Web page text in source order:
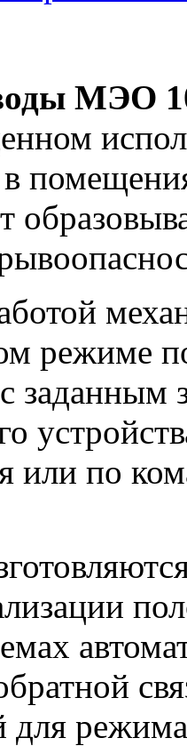
МЭО
в
режиме
заданным
или по
для